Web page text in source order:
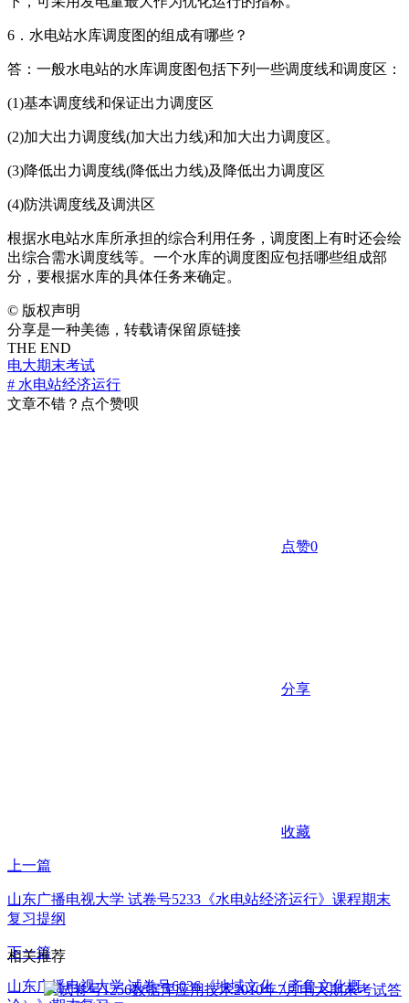
6．水电站水库调度图的组成有哪些？
答：一般水电站的水库调度图包括下列一些调度线和调度区：
(1)基本调度线和保证出力调度区
(2)加大出力调度线(加大出力线)和加大出力调度区。
(3)降低出力调度线(降低出力线)及降低出力调度区
(4)防洪调度线及调洪区
根据水电站水库所承担的综合利用任务，调度图上有时还会绘
出综合需水调度线等。一个水库的调度图应包括哪些组成部
分，要根据水库的具体任务来确定。
© 版权声明
分享是一种美德，转载请保留原链接
THE END
电大期末考试
# 水电站经济运行
文章不错？点个赞呗
点赞0
分享
收藏
上一篇
山东广播电视大学 试卷号5233《水电站经济运行》课程期末
复习提纲
下一篇
山东广播电视大学 试卷号6036《地域文化（齐鲁文化概
相关推荐